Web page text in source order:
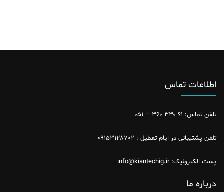
اطلاعات تماس
تلفن تماس: ۶۱ ۳۳۰ ۳۶۰ – ۰۵۱
تلفن پشتیبانی در ایام تعطیل : ۰۹۱۵۳۱۲۸۷۰۲
پست الکترونیک: info@kiantechig.ir
درباره ما